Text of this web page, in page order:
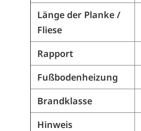
Länge der Planke /
Fliese
Rapport
Fußbodenheizung
Brandklasse
Hinweis